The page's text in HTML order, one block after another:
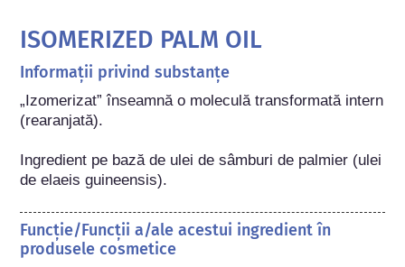
ISOMERIZED PALM OIL
Informații privind substanțe
„Izomerizat” înseamnă o moleculă transformată intern
(rearanjată).
Ingredient pe bază de ulei de sâmburi de palmier (ulei
de elaeis guineensis).
Funcție/Funcții a/ale acestui ingredient în
produsele cosmetice